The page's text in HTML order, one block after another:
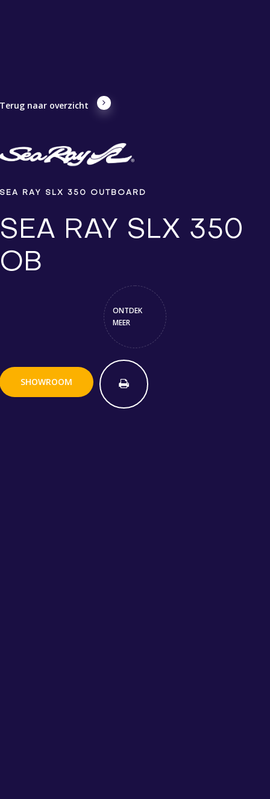
naar overzicht
RAY SLX 350 OUTBOARD
RAY SLX 350
ONTDEK
MEER
SHOWROOM